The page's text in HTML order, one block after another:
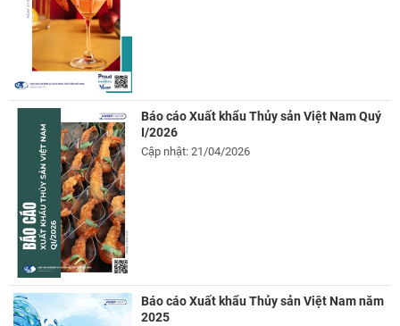
Báo cáo Xuất khẩu Thủy sản Việt Nam Quý
I/2026
Cập nhật: 21/04/2026
Báo cáo Xuất khẩu Thủy sản Việt Nam năm
2025